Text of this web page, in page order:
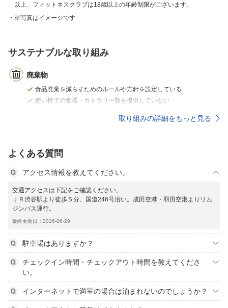
以上、フィットネスクラブは18歳以上の年齢制限がございます。
※写真はイメージです
サステナブルな取り組み
廃棄物
食品廃棄を減らすためのルールや方針を設定している
使い捨ての食器・カトラリー類を提供していない
取り組みの詳細をもっと見る
よくある質問
アクセス情報を教えてください。
交通アクセスは下記をご確認ください。
ＪＲ渋谷駅より徒歩５分、国道246号沿い。成田空港・羽田空港よりリム
ジンバス運行。
最終更新日：2026-06-29
駐車場はありますか？
チェックイン時間・チェックアウト時間を教えてくださ
い。
インターネットで満室の場合は泊まれないのでしょうか？